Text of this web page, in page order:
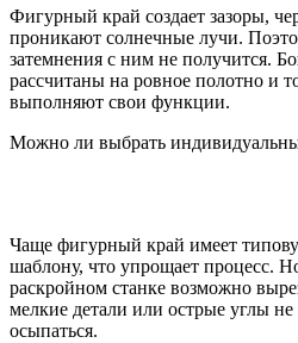
Фигурный край создает зазоры,
проникают солнечные лучи.
затемнения с ним не получится.
рассчитаны на ровное полотно и
выполняют свои функции.
Можно ли выбрать
Чаще фигурный край имеет
шаблону, что упрощает процесс.
раскройном станке возможно
мелкие детали или острые углы
осыпаться.